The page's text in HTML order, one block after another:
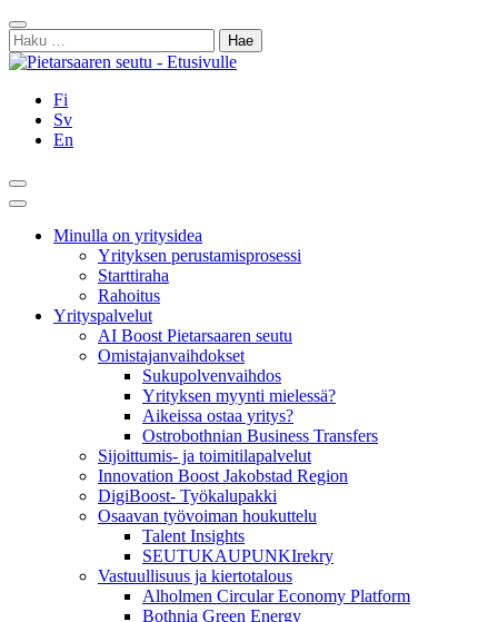
Siirry
sisältöön
Sulje
Haku:
Fi
Sv
En
Hae
Päävalikko
Minulla on yritysidea
Yrityksen perustamisprosessi
Starttiraha
Rahoitus
Yrityspalvelut
AI Boost Pietarsaaren seutu
Omistajanvaihdokset
Sukupolvenvaihdos
Yrityksen myynti mielessä?
Aikeissa ostaa yritys?
Ostrobothnian Business Transfers
Sijoittumis- ja toimitilapalvelut
Innovation Boost Jakobstad Region
DigiBoost- Työkalupakki
Osaavan työvoiman houkuttelu
Talent Insights
SEUTUKAUPUNKIrekry
Vastuullisuus ja kiertotalous
Alholmen Circular Economy Platform
Bothnia Green Energy